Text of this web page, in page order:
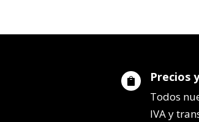
 Precios
Todos
IVA y